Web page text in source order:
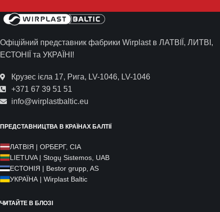
Офіційний представник фабрики Wirplast в ЛАТВІЇ, ЛИТВІ,
ЕСТОНІЇ та УКРАЇНІ!
Крузес ієла 17, Рига, LV-1046, LV-1046
+371 67 39 51 51
info@wirplastbaltic.eu
ПРЕДСТАВНИЦТВА В КРАЇНАХ БАЛТІЇ
ЛАТВІЯ | ОРБЕРГ, СІА
LIETUVA | Stogų Sistemos, UAB
ЕСТОНІЯ | Bestor grupp, AS
УКРАЇНА | Wirplast Baltic
ЧИТАЙТЕ В БЛОЗІ